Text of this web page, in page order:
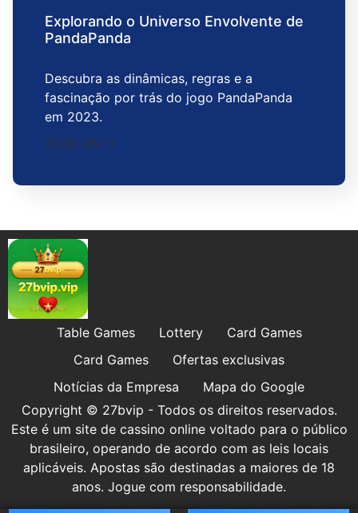
Explorando o Universo Envolvente de
PandaPanda
Descubra as dinâmicas, regras e a
fascinação por trás do jogo PandaPanda
em 2023.
2026-05-11
Table Games Lottery
Card Games
Card Games
Ofertas exclusivas
Notícias da Empresa
Mapa do Google
Copyright © 27bvip - Todos os direitos reservados.
Este é um site de cassino online voltado para o público
brasileiro, operando de acordo com as leis locais
aplicáveis. Apostas são destinadas a maiores de 18
anos. Jogue com responsabilidade.